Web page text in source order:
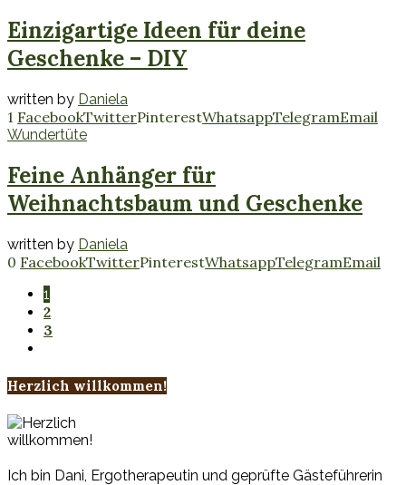
Einzigartige Ideen für deine
Geschenke – DIY
written by Daniela
1 FacebookTwitterPinterestWhatsappTelegramEmail
Wundertüte
Feine Anhänger für
Weihnachtsbaum und Geschenke
written by Daniela
0 FacebookTwitterPinterestWhatsappTelegramEmail
1
2
3
Herzlich willkommen!
Ich bin Dani, Ergotherapeutin und geprüfte Gästeführerin